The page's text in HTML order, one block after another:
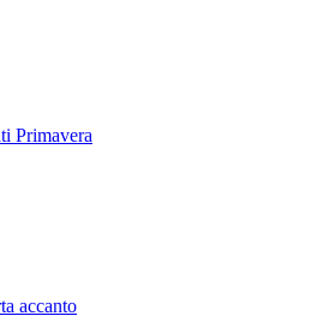
Primavera
accanto